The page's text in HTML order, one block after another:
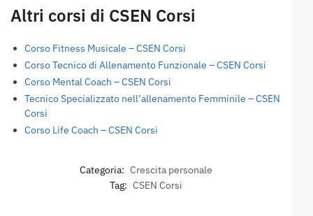
Altri corsi di CSEN Corsi
Corso Fitness Musicale – CSEN Corsi
Corso Tecnico di Allenamento Funzionale – CSEN Corsi
Corso Mental Coach – CSEN Corsi
Tecnico Specializzato nell’allenamento Femminile – CSEN
Corsi
Corso Life Coach – CSEN Corsi
Categoria: Crescita personale
Tag: CSEN Corsi